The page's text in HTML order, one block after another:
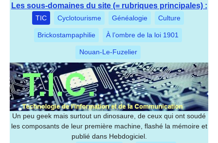
Les sous-domaines du site (= rubriques principales) :
TIC Cyclotourisme Généalogie Culture
Brickostampaphilie À l’ombre de la loi 1901
Nouan-Le-Fuzelier
Un peu geek mais surtout un dinosaure, de ceux qui ont soudé
les composants de leur première machine, flashé la mémoire et
publié dans Hebdogiciel.